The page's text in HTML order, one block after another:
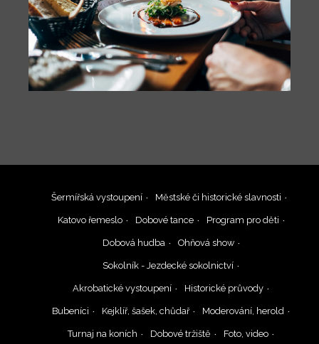
Šermířská vystoupení Městské či historické slavnosti
Katovo řemeslo Dobové tance Program pro děti
Dobová hudba Ohňová show
Sokolník - Jezdecké sokolnictví
Akrobatické vystoupení Historické průvody
Bubeníci Kejklíř, šašek, chůdař Moderování, herold
Turnaj na koních Dobové tržiště Foto, video